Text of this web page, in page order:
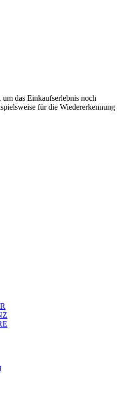
das Einkaufserlebnis noch
für die Wiedererkennung